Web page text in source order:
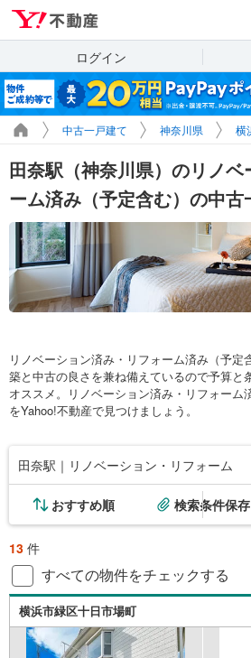
ログイン
中古一戸建て 神奈川県 横
田奈駅（神奈川県）のリノベ
ーム済み（予定含む）の中古
リノベーション済み・リフォーム済み（予定
築と中古の良さを兼ね備えているので予算と
オススメ。リノベーション済み・リフォーム
をYahoo!不動産で見つけましょう。
田奈駅｜リノベーション・リフォーム
おすすめ順 検索条件保存
13 件
すべての物件をチェックする
横浜市緑区十日市場町